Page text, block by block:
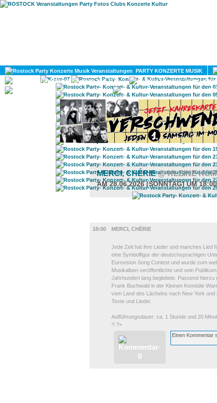
PARTY KONZERTE MUSIK
KULTUR
GAY
MERCI, CHÉRIE@ KLEINE
AM 28.06.2026 (SONNTAG) UM
18:00
MERCI, CHÉRIE
Jede Zeit hat ihre Lieder und manches Lied
eine Symbolfigur der deutschsprachigen
Eurovision Song Contest und wurde zum
Musikalben veröffentlichte und sein
Jahrhundert lang begleitete. Passend
Frank Buchwald in der Kleinen Komödie
vom Land des Lächelns nach New York
Texte und Lieder.
Aufführungsdauer: ca. 1 Stunde und 20
*/ ?>